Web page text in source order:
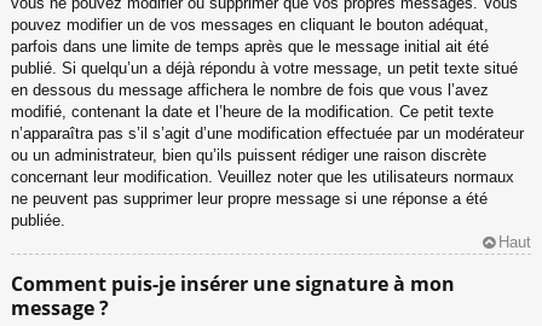
pouvez modifier un de vos messages en cliquant le bouton adéquat,
parfois dans une limite de temps après que le message initial ait été
publié. Si quelqu’un a déjà répondu à votre message, un petit texte situé
en dessous du message affichera le nombre de fois que vous l’avez
modifié, contenant la date et l’heure de la modification. Ce petit texte
n’apparaîtra pas s’il s’agit d’une modification effectuée par un modérateur
ou un administrateur, bien qu’ils puissent rédiger une raison discrète
concernant leur modification. Veuillez noter que les utilisateurs normaux
ne peuvent pas supprimer leur propre message si une réponse a été
publiée.
Haut
Comment puis-je insérer une signature à mon
message ?